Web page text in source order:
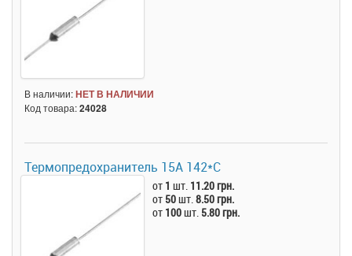
В наличии:НЕТ В НАЛИЧИИ
Код товара:24028
Термопредохранитель 15А 142*C
от 1 шт. 11.20 грн.
от 50шт.8.50 грн.
от 100шт. 5.80 грн.